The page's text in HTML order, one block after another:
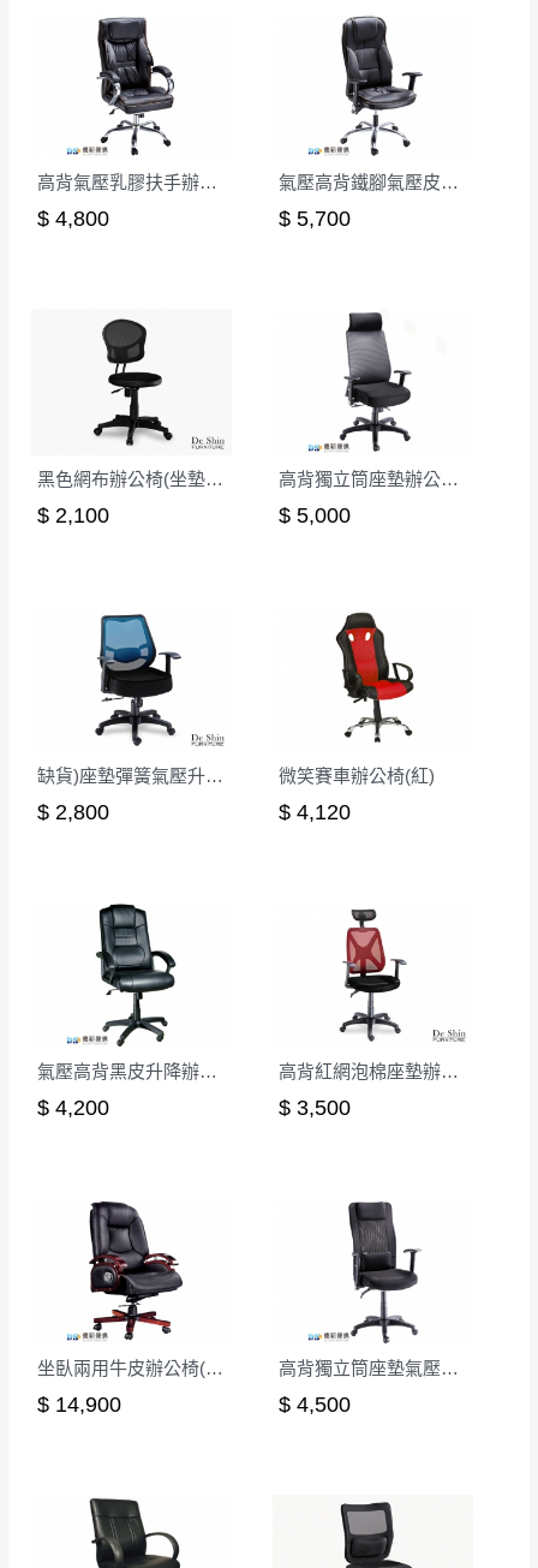
本司貨車運送如因路況不佳、天候惡劣、過於偏遠之
山區內等，或收貨地點搬運過於困難等因素，導致無
法順利配送，本公司除了盡最大努力完成配送外，視
狀況保有出貨的權利。
需以吊車或其他的吊掛方式吊運，費用將由買方自行
支付。
再與您通知，讓您不用整天在家等貨，以免浪費你的
寶貴時間。
如遇自然災害、政府宣布之災害警報等不可抗力情
事，而危及運送人員輸送之安全，本司得視狀況延後
或停止運送服務。
百貨公司配送暫無法配合開店前、閉店後時段，並送
至百貨公司卸貨區為限，恕無法送至指定樓面。
須保持商品全新狀態與完整包裝。鑑賞期間
若發生非本司因素致使之汙損破壞，恕無法
辦理退換貨。
台北市、新北市地區固定每周(三)、(日)兩天
收送貨，敬請見諒！
行吸收(另事先與消費者報價，消費者同意將
會進行維修)。
到貨7日內為鑑賞期(注意:鑑賞期非試用期)，
若非商品品質瑕疵問題於鑑賞期內退貨之情
形，我們需酌收退貨運費。
有商品一年保固之服務。
殺價，商品均已最低價格售出
，且在特定時日會給
予折扣，請密切注意。
日內若未接獲您的匯款或轉帳通知，商品將不
予保留(訂單自動取消)。
無回收家具服務，若需回收家具可聯絡當地請清
潔隊回收,免付費清運專線：0800-085-717。
高背氣壓乳膠扶手辦公椅(CK-668)
$ 4,800
氣壓高背鐵腳氣壓皮辦公椅
$ 5,700
黑色網布辦公椅(坐墊PU成型泡棉)
$ 2,100
高背獨立筒座墊辦公椅/後仰無段鎖定
$ 5,000
缺貨)座墊彈簧氣壓升降辦公椅-藍
$ 2,800
微笑賽車辦公椅(紅)
$ 4,120
氣壓高背黑皮升降辦公椅
$ 4,200
高背紅網泡棉座墊辦公椅(CK-616-1)
$ 3,500
坐臥兩用牛皮辦公椅(CK-708)
$ 14,900
高背獨立筒座墊氣壓辦公椅
$ 4,500